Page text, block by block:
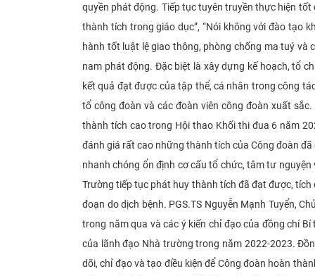
quyền phát động. Tiếp tục tuyên truyền thực hiện
thành tích trong giáo dục”, “Nói không với đào tạo
hành tốt luật lệ giao thông, phòng chống ma tuý
nam phát động. Đặc biệt là xây dựng kế hoạch, tổ
kết quả đạt được của tập thể, cá nhân trong công
tổ công đoàn và các đoàn viên công đoàn xuất
thành tích cao trong Hội thao Khối thi đua 6 năm
đánh giá rất cao những thành tích của Công đoàn
nhanh chóng ổn định cơ cấu tổ chức, tâm tư
Trường tiếp tục phát huy thành tích đã đạt được,
đoạn do dịch bệnh. PGS.TS Nguyễn Mạnh Tuyển,
trong năm qua và các ý kiến chỉ đạo của đồng chí
của lãnh đạo Nhà trường trong năm 2022-2023.
dõi, chỉ đạo và tạo điều kiện để Công đoàn hoàn